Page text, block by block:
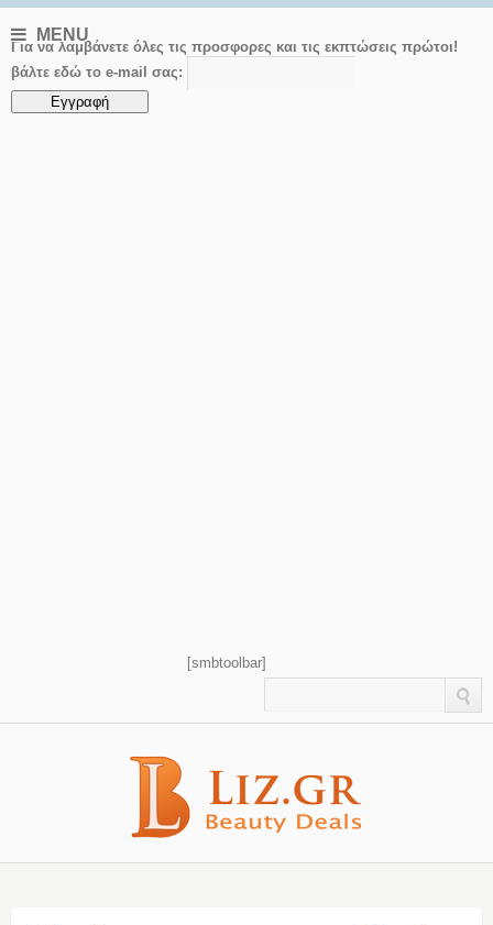
MENU
Για να λαμβάνετε όλες τις προσφορες και τις εκπτώσεις πρώτοι!
βάλτε εδώ το e-mail σας:
[smbtoolbar]